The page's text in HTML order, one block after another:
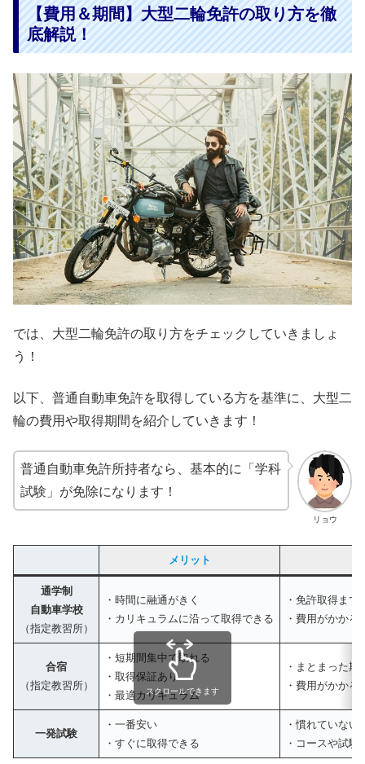
【費用＆期間】大型二輪免許の取り方を徹
底解説！
では、大型二輪免許の取り方をチェックしていきましょ
う！
以下、普通自動車免許を取得している方を基準に、大型二
輪の費用や取得期間を紹介していきます！
リョウ
普通自動車免許所持者なら、基本的に「学科
試験」が免除になります！
メリット
通学制
自動車学校
（指定教習所）
・時間に融通がきく
・カリキュラムに沿って取得できる
・免許取得まで
・費用がかかる
合宿
（指定教習所）
・短期間集中で取れる
・取得保証あり
・最適カリキュラム
・まとまった期
・費用がかかる
一発試験
・一番安い
・すぐに取得できる
・慣れていない
・コースや試
スクロールできます